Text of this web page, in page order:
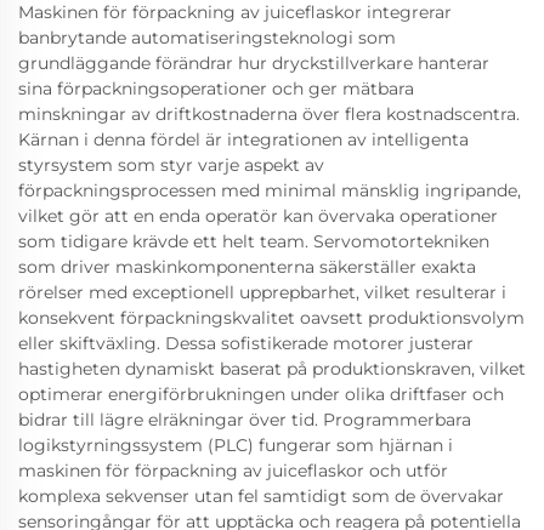
Maskinen för förpackning av juiceflaskor integrerar
banbrytande automatiseringsteknologi som
grundläggande förändrar hur dryckstillverkare hanterar
sina förpackningsoperationer och ger mätbara
minskningar av driftkostnaderna över flera kostnadscentra.
Kärnan i denna fördel är integrationen av intelligenta
styrsystem som styr varje aspekt av
förpackningsprocessen med minimal mänsklig ingripande,
vilket gör att en enda operatör kan övervaka operationer
som tidigare krävde ett helt team. Servomotortekniken
som driver maskinkomponenterna säkerställer exakta
rörelser med exceptionell upprepbarhet, vilket resulterar i
konsekvent förpackningskvalitet oavsett produktionsvolym
eller skiftväxling. Dessa sofistikerade motorer justerar
hastigheten dynamiskt baserat på produktionskraven, vilket
optimerar energiförbrukningen under olika driftfaser och
bidrar till lägre elräkningar över tid. Programmerbara
logikstyrningssystem (PLC) fungerar som hjärnan i
maskinen för förpackning av juiceflaskor och utför
komplexa sekvenser utan fel samtidigt som de övervakar
sensoringångar för att upptäcka och reagera på potentiella